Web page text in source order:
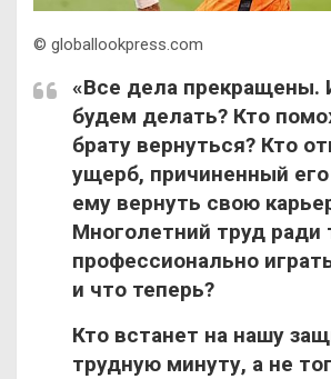
© globallookpress.com
«Все дела прекращены.
будем делать? Кто
брату вернуться? Кто
ущерб, причиненный
ему вернуть свою
Многолетний труд ради
профессионально
и что теперь?
Кто встанет на нашу
трудную минуту, а не